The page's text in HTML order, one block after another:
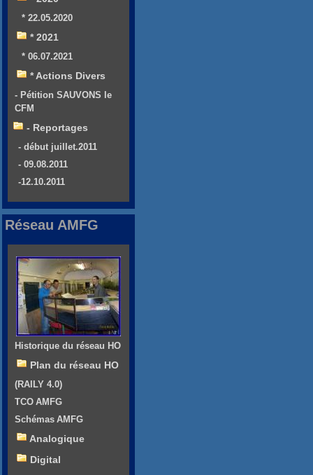
* 22.05.2020
* 2021
* 06.07.2021
* Actions Divers
- Pétition SAUVONS le
CFM
- Reportages
- début juillet.2011
- 09.08.2011
-12.10.2011
Réseau AMFG
Historique du réseau HO
Plan du réseau HO
(RAILY 4.0)
TCO AMFG
Schémas AMFG
Analogique
Digital